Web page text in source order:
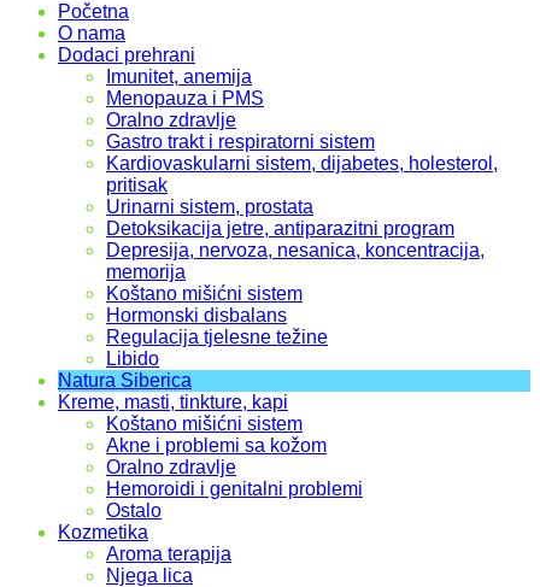
Početna
O nama
Dodaci prehrani
Imunitet, anemija
Menopauza i PMS
Oralno zdravlje
Gastro trakt i respiratorni sistem
Kardiovaskularni sistem, dijabetes, holesterol,
pritisak
Urinarni sistem, prostata
Detoksikacija jetre, antiparazitni program
Depresija, nervoza, nesanica, koncentracija,
memorija
Koštano mišićni sistem
Hormonski disbalans
Regulacija tjelesne težine
Libido
Natura Siberica
Kreme, masti, tinkture, kapi
Koštano mišićni sistem
Akne i problemi sa kožom
Oralno zdravlje
Hemoroidi i genitalni problemi
Ostalo
Kozmetika
Aroma terapija
Njega lica